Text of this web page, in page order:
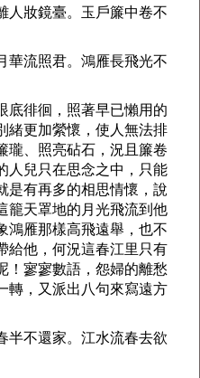
妝鏡臺。玉戶簾中卷不
流照君。鴻雁長飛光不
徘徊，照著早已懶用的
緒更加縈懷，使人無法排
瓏、照亮砧石，況且簾卷
人兒只在思念之中，只能
是有再多的相思情懷，說
籠天罩地的月光飛流到他
鴻雁那樣高飛遠舉，也不
給他，何況這春江里只有
！寥寥數語，怨婦的離愁
轉，又派出八句來寫遠方
不還家。江水流春去欲